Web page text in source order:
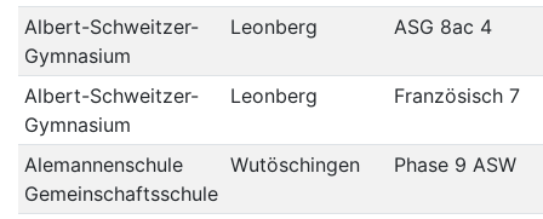
Albert-Schweitzer-
Gymnasium
Leonberg ASG 8ac 4
Albert-Schweitzer-
Gymnasium
Leonberg Französisch 7
Alemannenschule
Gemeinschaftsschule
Wutöschingen Phase 9 ASW